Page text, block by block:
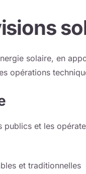
solaire, en
opérations
publics et les
et traditionnelles